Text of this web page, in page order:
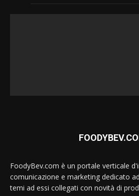
FoodyBev.com è un portale verticale
comunicazione e marketing dedicato
temi ad essi collegati con novità di